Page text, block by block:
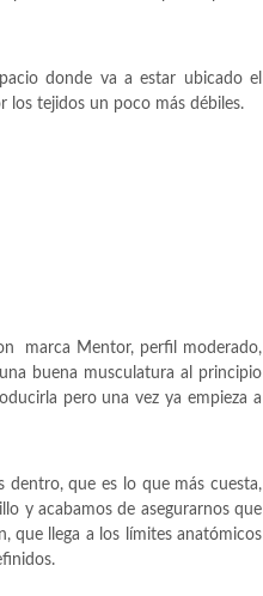
donde va a estar ubicado el
los tejidos un poco más débiles.
marca Mentor, perfil moderado,
buena musculatura al principio
pero una vez ya empieza a
dentro, que es lo que más cuesta,
y acabamos de asegurarnos que
que llega a los límites anatómicos